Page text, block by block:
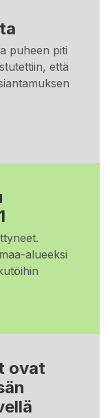
puheen piti
että
alueeksi
ovat